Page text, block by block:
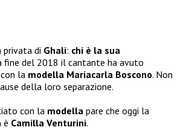
privata di Ghali: chi è la sua
fine del 2018 il cantante ha avuto
la modella Mariacarla Boscono. Non
della loro separazione.
con la modella pare che oggi la
è Camilla Venturini.